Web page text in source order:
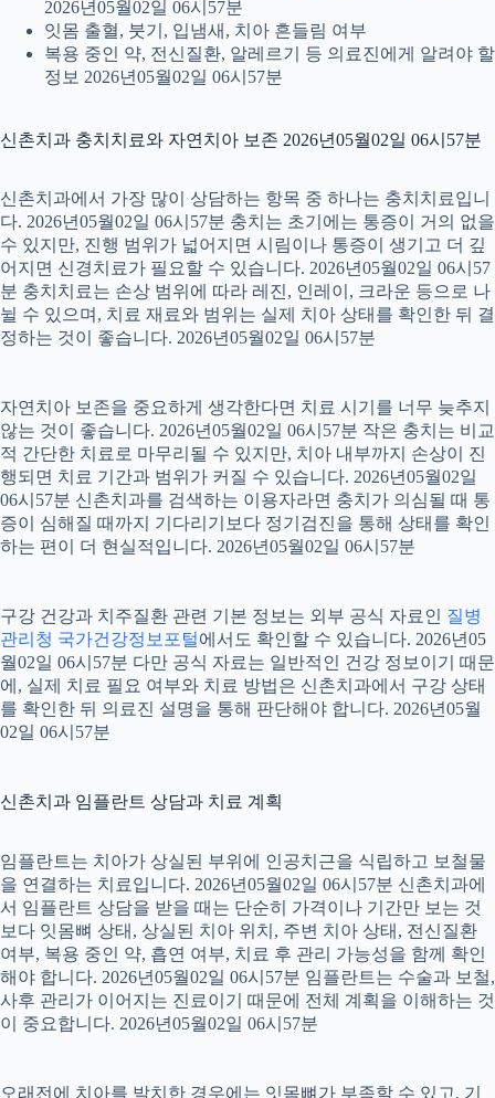
2026년05월02일 06시57분
잇몸 출혈, 붓기, 입냄새, 치아 흔들림 여부
복용 중인 약, 전신질환, 알레르기 등 의료진에게 알려야 할
정보 2026년05월02일 06시57분
신촌치과 충치치료와 자연치아 보존 2026년05월02일 06시57분
신촌치과에서 가장 많이 상담하는 항목 중 하나는 충치치료입니
다. 2026년05월02일 06시57분 충치는 초기에는 통증이 거의 없을
수 있지만, 진행 범위가 넓어지면 시림이나 통증이 생기고 더 깊
어지면 신경치료가 필요할 수 있습니다. 2026년05월02일 06시57
분 충치치료는 손상 범위에 따라 레진, 인레이, 크라운 등으로 나
뉠 수 있으며, 치료 재료와 범위는 실제 치아 상태를 확인한 뒤 결
정하는 것이 좋습니다. 2026년05월02일 06시57분
자연치아 보존을 중요하게 생각한다면 치료 시기를 너무 늦추지
않는 것이 좋습니다. 2026년05월02일 06시57분 작은 충치는 비교
적 간단한 치료로 마무리될 수 있지만, 치아 내부까지 손상이 진
행되면 치료 기간과 범위가 커질 수 있습니다. 2026년05월02일
06시57분 신촌치과를 검색하는 이용자라면 충치가 의심될 때 통
증이 심해질 때까지 기다리기보다 정기검진을 통해 상태를 확인
하는 편이 더 현실적입니다. 2026년05월02일 06시57분
구강 건강과 치주질환 관련 기본 정보는 외부 공식 자료인 질병
관리청 국가건강정보포털에서도 확인할 수 있습니다. 2026년05
월02일 06시57분 다만 공식 자료는 일반적인 건강 정보이기 때문
에, 실제 치료 필요 여부와 치료 방법은 신촌치과에서 구강 상태
를 확인한 뒤 의료진 설명을 통해 판단해야 합니다. 2026년05월
02일 06시57분
신촌치과 임플란트 상담과 치료 계획
임플란트는 치아가 상실된 부위에 인공치근을 식립하고 보철물
을 연결하는 치료입니다. 2026년05월02일 06시57분 신촌치과에
서 임플란트 상담을 받을 때는 단순히 가격이나 기간만 보는 것
보다 잇몸뼈 상태, 상실된 치아 위치, 주변 치아 상태, 전신질환
여부, 복용 중인 약, 흡연 여부, 치료 후 관리 가능성을 함께 확인
해야 합니다. 2026년05월02일 06시57분 임플란트는 수술과 보철,
사후 관리가 이어지는 진료이기 때문에 전체 계획을 이해하는 것
이 중요합니다. 2026년05월02일 06시57분
오래전에 치아를 발치한 경우에는 잇몸뼈가 부족할 수 있고, 기